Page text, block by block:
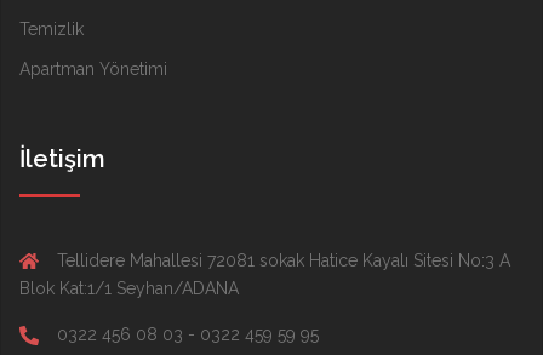
Temizlik
Apartman Yönetimi
İletişim
Tellidere Mahallesi 72081 sokak Hatice Kayalı Sitesi No:3 A
Blok Kat:1/1 Seyhan/ADANA
0322 456 08 03 - 0322 459 59 95